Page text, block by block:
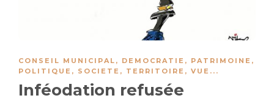
CONSEIL MUNICIPAL , DEMOCRATIE , PATRIMOINE ,
POLITIQUE , SOCIETE , TERRITOIRE , VUE ...
Inféodation refusée